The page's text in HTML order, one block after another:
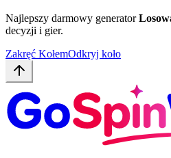
Najlepszy darmowy generator
decyzji i gier.
Zakręć KołemOdkryj koło